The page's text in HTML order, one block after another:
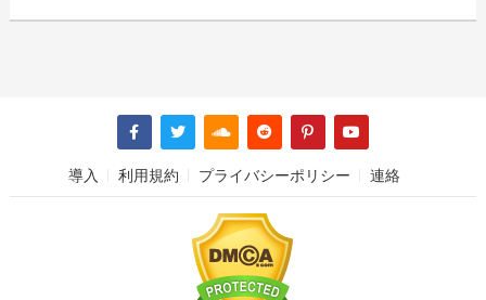
導入 利用規約 プライバシーポリシー 連絡